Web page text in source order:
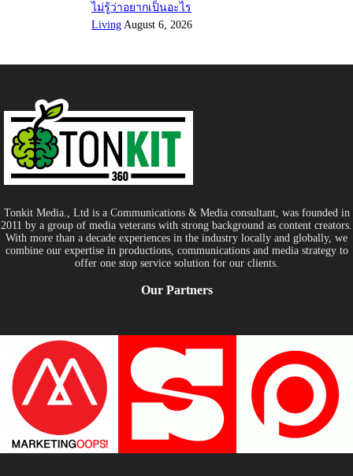
ไม่รู้ว่าอยากเป็นอะไร
Living August 6, 2026
Tonkit Media., Ltd is a Communications & Media consultant, was founded in
2011 by a group of media veterans with strong background as content creators.
With more than a decade experiences in the industry locally and globally, we
combine our expertise in productions, communications and media strategy to
offer one stop service solution for our clients.
Our Partners